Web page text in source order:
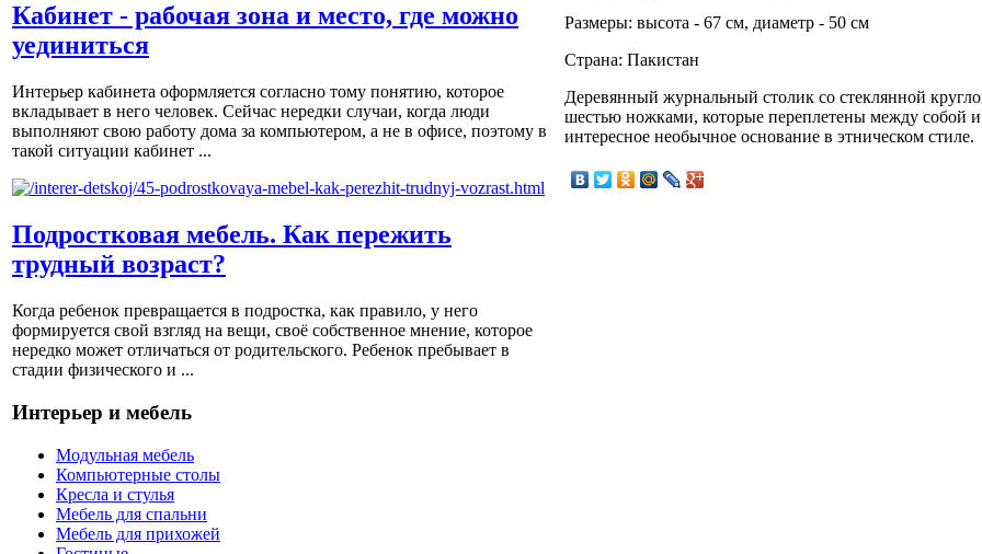
Кабинет - рабочая зона и место, где можно
уединиться
Интерьер кабинета оформляется согласно тому понятию, которое
вкладывает в него человек. Сейчас нередки случаи, когда люди
выполняют свою работу дома за компьютером, а не в офисе, поэтому в
такой ситуации кабинет ...
Подростковая мебель. Как пережить
трудный возраст?
Когда ребенок превращается в подростка, как правило, у него
формируется свой взгляд на вещи, своё собственное мнение, которое
нередко может отличаться от родительского. Ребенок пребывает в
стадии физического и ...
Интерьер и мебель
Модульная мебель
Компьютерные столы
Кресла и стулья
Мебель для спальни
Мебель для прихожей
Размеры: высота - 67 см, диаметр - 50 см
Страна: Пакистан
Деревянный журнальный столик со стеклянной
шестью ножками, которые переплетены между собой
интересное необычное основание в этническом стиле.